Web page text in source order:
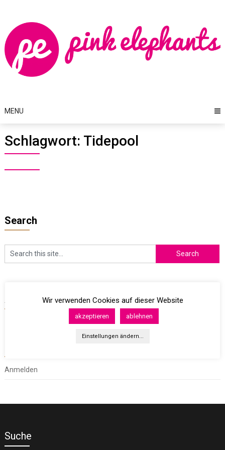
content
MENU
Schlagwort: Tidepool
Search
Archives
Anmelden
Suche
Wir verwenden Cookies auf dieser Website
akzeptieren ablehnen
Einstellungen ändern...